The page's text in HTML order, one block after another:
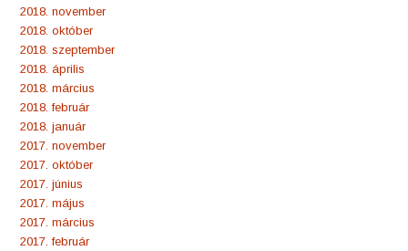
2018. november
2018. október
2018. szeptember
2018. április
2018. március
2018. február
2018. január
2017. november
2017. október
2017. június
2017. május
2017. március
2017. február